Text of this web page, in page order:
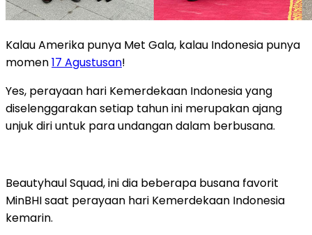
Kalau Amerika punya Met Gala, kalau Indonesia punya
momen17 Agustusan!
Yes, perayaan hari Kemerdekaan Indonesia yang
diselenggarakan setiap tahun ini merupakan ajang
unjuk diri untuk para undangan dalam berbusana.
Beautyhaul Squad, ini dia beberapa busana favorit
MinBHI saat perayaan hari Kemerdekaan Indonesia
kemarin.